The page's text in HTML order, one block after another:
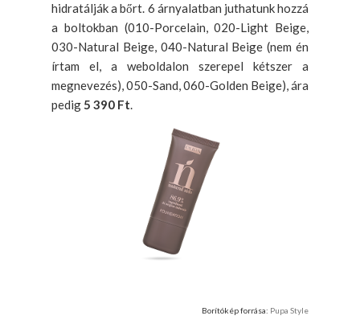
hidratálják a bőrt. 6 árnyalatban juthatunk hozzá
a boltokban (010-Porcelain, 020-Light Beige,
030-Natural Beige, 040-Natural Beige (nem én
írtam el, a weboldalon szerepel kétszer a
megnevezés), 050-Sand, 060-Golden Beige), ára
pedig5 390 Ft.
Borítókép forrása: Pupa Style